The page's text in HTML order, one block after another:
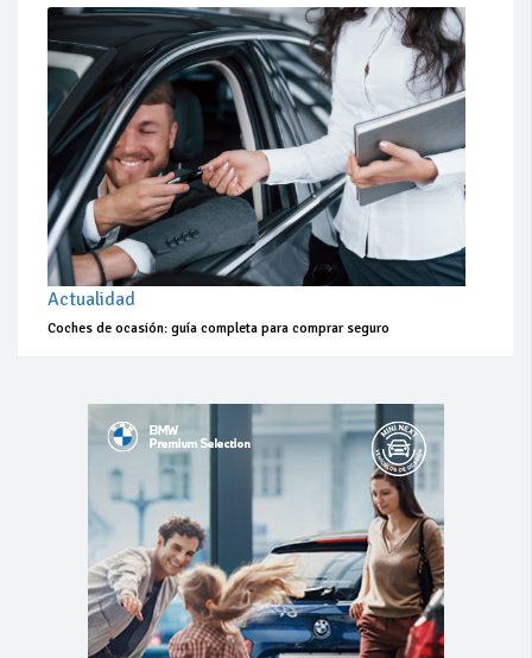
Actualidad
Coches de ocasión: guía completa para comprar seguro